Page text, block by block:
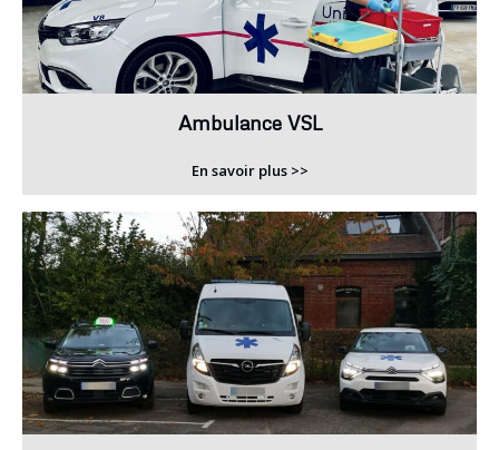
Ambulance VSL
En savoir plus >>